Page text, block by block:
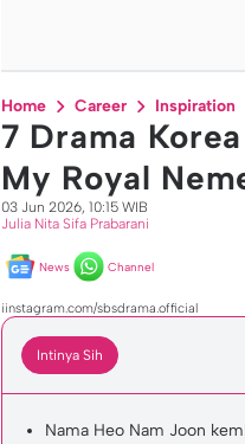
Home Career Inspiration
7 Drama
My Royal
03 Jun 2026, 10:15 WIB
Julia Nita Sifa Prabarani
News Channel
iinstagram.com/sbsdrama.official
Intinya Sih
Nama Heo Nam Joon